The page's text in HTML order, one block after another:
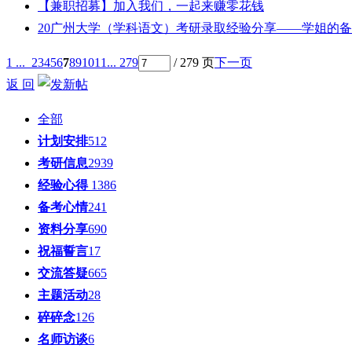
【兼职招募】加入我们，一起来赚零花钱
20广州大学（学科语文）考研录取经验分享——学姐的
1 ... 234567891011 ... 279 / 279 页下一页
返 回
全部
计划安排512
考研信息2939
经验心得 1386
备考心情241
资料分享690
祝福誓言17
交流答疑665
主题活动28
碎碎念126
名师访谈6